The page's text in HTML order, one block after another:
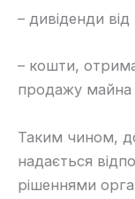
– дивіденди від
– кошти,
продажу
​Таким чином,
надається
рішеннями